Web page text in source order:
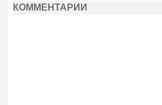
КОММЕНТАРИИ